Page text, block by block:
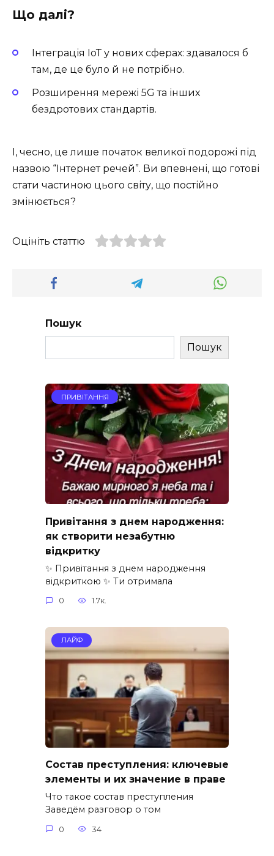
Що далі?
Інтеграція ІоТ у нових сферах: здавалося б
там, де це було й не потрібно.
Розширення мережі 5G та інших
бездротових стандартів.
І, чесно, це лише початок великої подорожі під
назвою “Інтернет речей”. Ви впевнені, що готові
стати частиною цього світу, що постійно
змінюється?
Оцініть статтю
Пошук
Пошук
ПРИВІТАННЯ
Привітання з днем народження:
як створити незабутню
відкритку
✨ Привітання з днем народження
відкриткою ✨ Ти отримала
0 1.7к.
ЛАЙФ
Состав преступления: ключевые
элементы и их значение в праве
Что такое состав преступления
Заведём разговор о том
0 34